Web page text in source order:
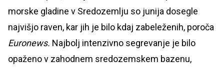
morske gladine v Sredozemlju so junija dosegle
najvišjo raven, kar jih je bilo kdaj zabeleženih, poroča
Euronews. Najbolj intenzivno segrevanje je bilo
opaženo v zahodnem sredozemskem bazenu,